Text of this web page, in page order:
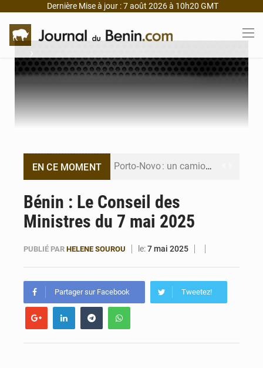
Dernière Mise à jour : 7 août 2026 à 10h20 GMT
›
EN CE MOMENT Porto‑Novo : un camion de produits pétroliers embrase Avakpa
Bénin et Canada scellent un partenariat inédit
Bénin : Le CEG La Verdure de Ouèdo fait sa mue pour la rentrée
Bénin : Le Conseil des
Ministres du 7 mai 2025
PUBLIÉ PAR HELENE SOUROU le:7 mai 2025
Partager sur Facebook Tweetez!